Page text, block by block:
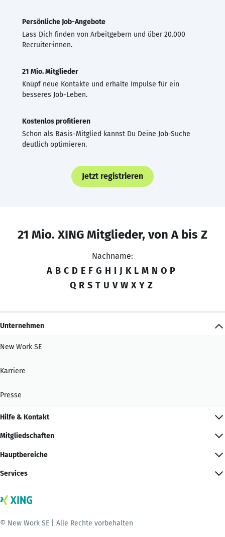
Persönliche Job-Angebote
Lass Dich finden von Arbeitgebern und über 20.000
Recruiter·innen.
21 Mio. Mitglieder
Knüpf neue Kontakte und erhalte Impulse für ein
besseres Job-Leben.
Kostenlos profitieren
Schon als Basis-Mitglied kannst Du Deine Job-Suche
deutlich optimieren.
Jetzt registrieren
21 Mio. XING Mitglieder, von A bis Z
Nachname:
A B C D E F G H I J K L M N O P
Q R S T U V W X Y Z
Unternehmen
New Work SE
Karriere
Presse
Hilfe & Kontakt
Mitgliedschaften
Hauptbereiche
Services
© New Work SE | Alle Rechte vorbehalten